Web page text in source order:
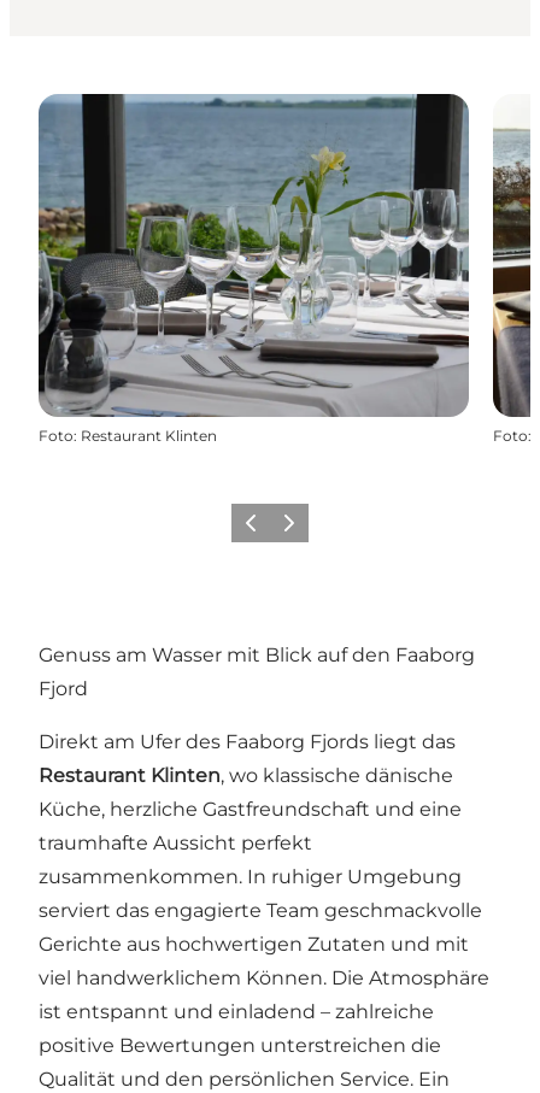
Foto: Restaurant Klinten Foto:
ZurückWeiter
Genuss am Wasser mit Blick auf den Faaborg
Fjord
Direkt am Ufer des Faaborg Fjords liegt das
Restaurant Klinten, wo klassische dänische
Küche, herzliche Gastfreundschaft und eine
traumhafte Aussicht perfekt
zusammenkommen. In ruhiger Umgebung
serviert das engagierte Team geschmackvolle
Gerichte aus hochwertigen Zutaten und mit
viel handwerklichem Können. Die Atmosphäre
ist entspannt und einladend – zahlreiche
positive Bewertungen unterstreichen die
Qualität und den persönlichen Service. Ein